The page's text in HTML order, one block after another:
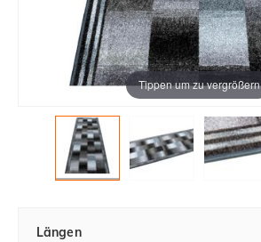
Tippen um zu vergrößern
Längen